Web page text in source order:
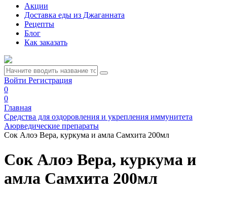
Акции
Доставка еды из Джаганната
Рецепты
Блог
Как заказать
Войти Регистрация
0
0
Главная
Средства для оздоровления и укрепления иммунитета
Аюрведические препараты
Сок Алоэ Вера, куркума и амла Самхита 200мл
Сок Алоэ Вера, куркума и
амла Самхита 200мл